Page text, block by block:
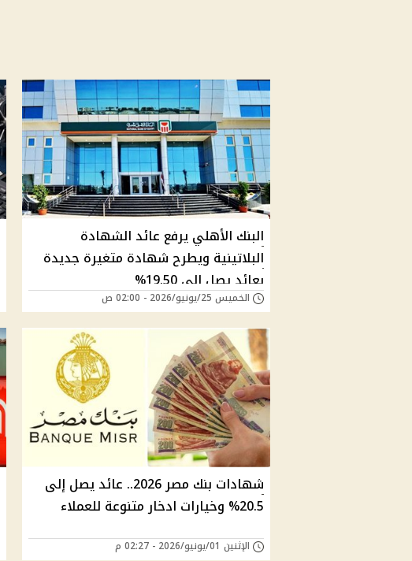
البنك الأهلي يرفع عائد الشهادة
البلاتينية ويطرح شهادة متغيرة جديدة
بعائد يصل إلى 19.50%
الخميس 25/يونيو/2026 - 02:00 ص
شهادات بنك مصر 2026.. عائد يصل إلى
20.5% وخيارات ادخار متنوعة للعملاء
الإثنين 01/يونيو/2026 - 02:27 م